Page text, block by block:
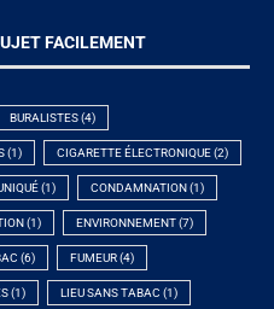
FACILEMENT
BURALISTES(4)
(1) CIGARETTE ÉLECTRONIQUE(2)
(1) CONDAMNATION (1)
(1) ENVIRONNEMENT(7)
(6) FUMEUR(4)
(1) LIEU SANS TABAC (1)